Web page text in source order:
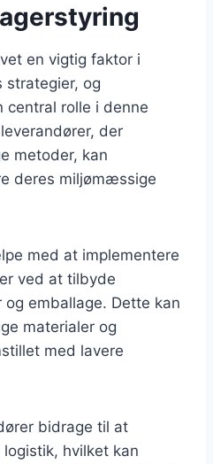
en vigtig faktor i
strategier, og
central rolle i denne
der
metoder, kan
deres miljømæssige
med at implementere
ved at tilbyde
emballage. Dette kan
materialer og
med lavere
bidrage til at
hvilket kan